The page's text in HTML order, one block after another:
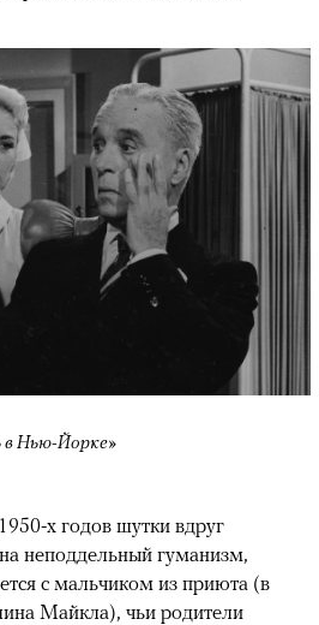
в Нью-Йорке»
х годов шутки вдруг
неподдельный гуманизм,
с мальчиком из приюта (в
Майкла), чьи родители